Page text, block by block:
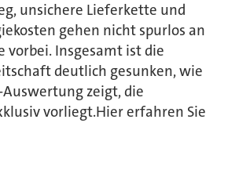
unsichere Lieferkette und
gehen nicht spurlos an
vorbei. Insgesamt ist die
deutlich gesunken, wie
zeigt, die
vorliegt.Hier erfahren Sie